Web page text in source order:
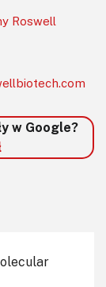
Roswell
w Google?